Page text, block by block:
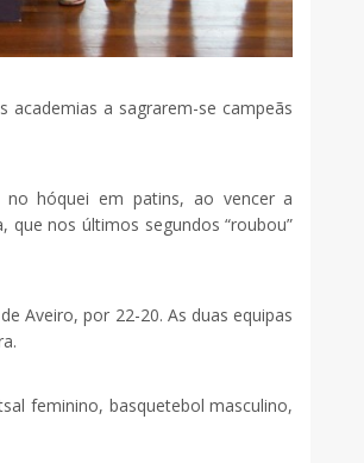
academias a sagrarem-se campeãs
no hóquei em patins, ao vencer a
que nos últimos segundos “roubou”
Aveiro, por 22-20. As duas equipas
feminino, basquetebol masculino,